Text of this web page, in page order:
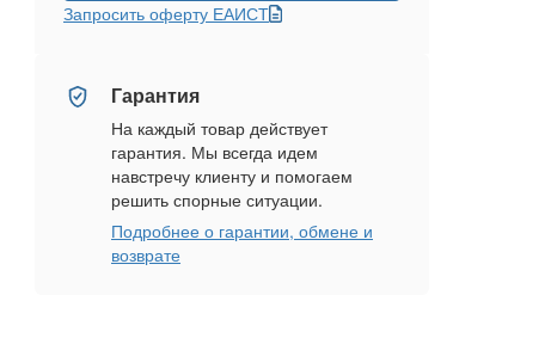
Запросить оферту ЕАИСТ
Гарантия
На каждый товар действует
гарантия. Мы всегда идем
навстречу клиенту и помогаем
решить спорные ситуации.
Подробнее о гарантии, обмене и
возврате